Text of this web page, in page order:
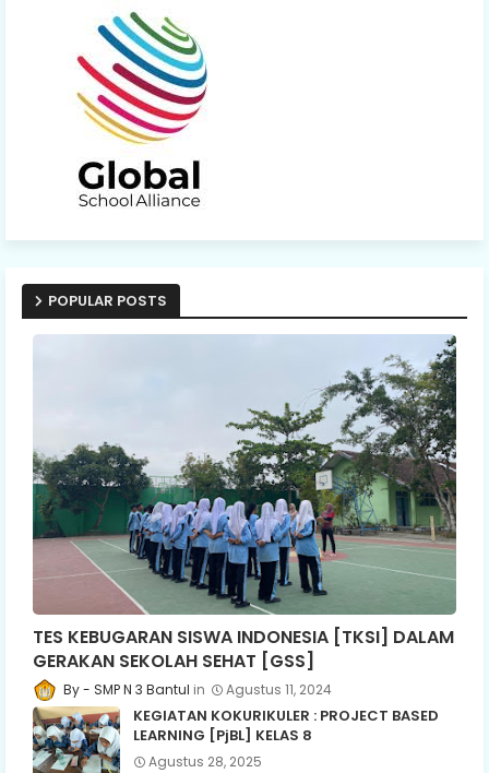
POPULAR POSTS
TES KEBUGARAN SISWA INDONESIA [TKSI] DALAM
GERAKAN SEKOLAH SEHAT [GSS]
SMP N 3 Bantul Agustus 11, 2024
KEGIATAN KOKURIKULER : PROJECT BASED
LEARNING [PjBL] KELAS 8
Agustus 28, 2025